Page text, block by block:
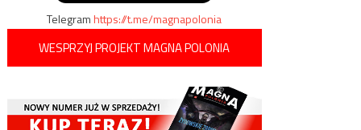
Telegramhttps://t.me/magnapolonia
WESPRZYJ PROJEKT MAGNA POLONIA